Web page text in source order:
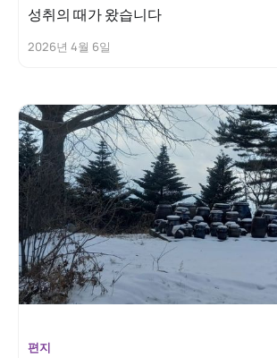
성취의 때가 왔습니다
2026년 4월 6일
편지